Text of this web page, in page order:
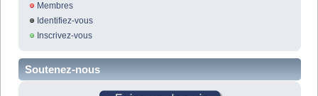
Membres
Identifiez-vous
Inscrivez-vous
Soutenez-nous